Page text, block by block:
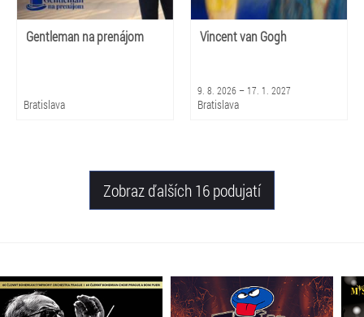
Gentleman na prenájom
Bratislava
Vincent van Gogh
9. 8. 2026 – 17. 1. 2027
Bratislava
Zobraz ďalších 16 podujatí